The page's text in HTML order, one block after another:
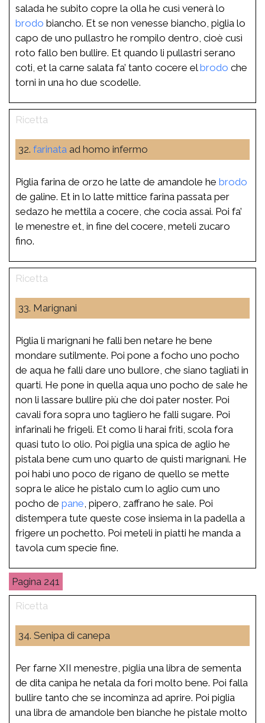
salada he subito copre la olla he cusì venerà lo
brodo biancho. Et se non venesse biancho, piglia lo
capo de uno pullastro he rompilo dentro, cioè cusì
roto fallo ben bullire. Et quando li pullastri serano
coti, et la carne salata fa’ tanto cocere elbrodo che
torni in una ho due scodelle.
32. farinata ad homo infermo
Piglia farina de orzo he latte de amandole he brodo
de galine. Et in lo latte mittice farina passata per
sedazo he mettila a cocere, che cocia assai. Poi fa’
le menestre et, in fine del cocere, meteli zucaro
fino.
33. Marignani
Piglia li marignani he falli ben netare he bene
mondare sutilmente. Poi pone a focho uno pocho
de aqua he falli dare uno bullore, che siano tagliati in
quarti. He pone in quella aqua uno pocho de sale he
non li lassare bullire più che doi pater noster. Poi
cavali fora sopra uno tagliero he falli sugare. Poi
infarinali he frigeli. Et como li harai friti, scola fora
quasi tuto lo olio. Poi piglia una spica de aglio he
pistala bene cum uno quarto de quisti marignani. He
poi habi uno poco de rigano de quello se mette
sopra le alice he pistalo cum lo aglio cum uno
pocho de pane , pipero, zaffrano he sale. Poi
distempera tute queste cose insiema in la padella a
frigere un pochetto. Poi meteli in piatti he manda a
tavola cum specie fine.
241
34. Senipa di canepa
Per farne XII menestre, piglia una libra de sementa
de dita canipa he netala da fori molto bene. Poi falla
bullire tanto che se incominza ad aprire. Poi piglia
una libra de amandole ben bianche he pistale molto